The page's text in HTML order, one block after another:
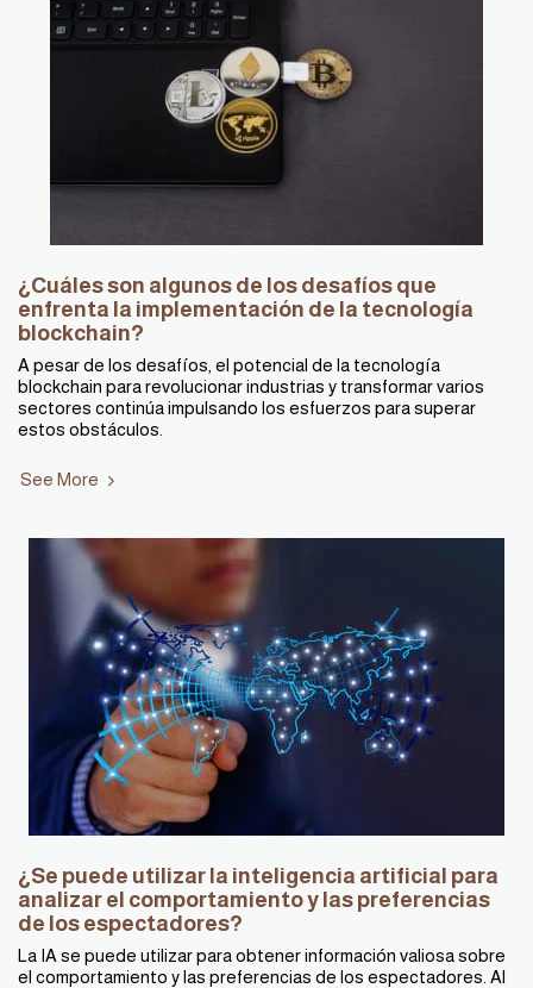
¿Cuáles son algunos de los desafíos que
enfrenta la implementación de la tecnología
blockchain?
A pesar de los desafíos, el potencial de la tecnología
blockchain para revolucionar industrias y transformar varios
sectores continúa impulsando los esfuerzos para superar
estos obstáculos.
See More
¿Se puede utilizar la inteligencia artificial para
analizar el comportamiento y las preferencias
de los espectadores?
La IA se puede utilizar para obtener información valiosa sobre
el comportamiento y las preferencias de los espectadores. Al